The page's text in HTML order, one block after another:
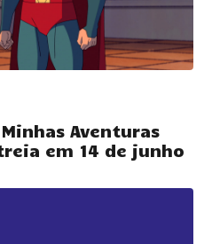
Aventuras
em 14 de junho